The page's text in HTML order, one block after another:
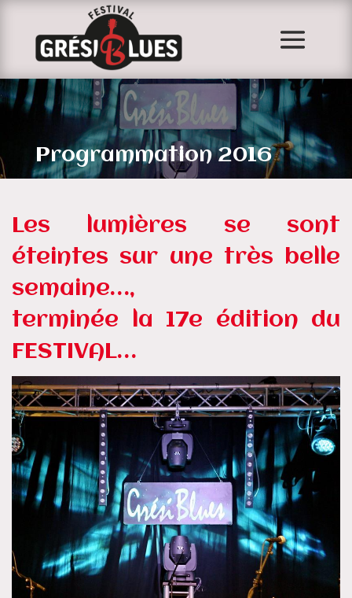
Programmation 2016
Les lumières se sont
éteintes sur une très belle
semaine…,
terminée la 17e édition du
FESTIVAL…